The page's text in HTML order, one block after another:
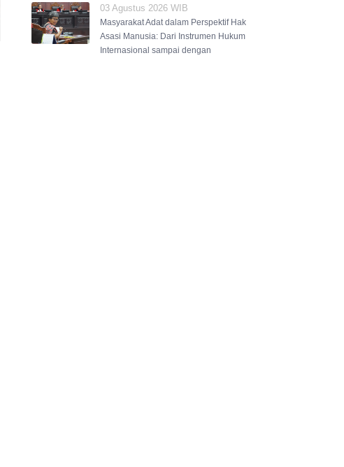
03 Agustus 2026 WIB
Masyarakat Adat dalam Perspektif Hak
Asasi Manusia: Dari Instrumen Hukum
Internasional sampai dengan